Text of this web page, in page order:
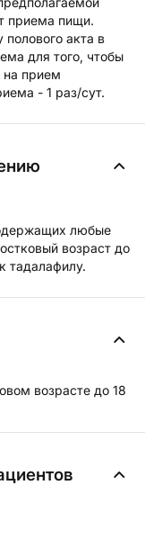
приема пищи.
акта в
для того, чтобы
на прием
- 1 раз/сут.
любые
возраст до
тадалафилу.
возрасте до 18